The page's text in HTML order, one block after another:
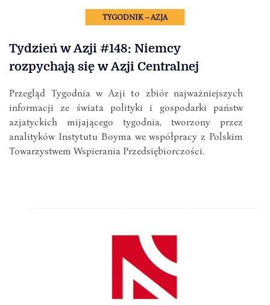
TYGODNIK – AZJA
Tydzień w Azji #148: Niemcy
rozpychają się w Azji Centralnej
Przegląd Tygodnia w Azji to zbiór najważniejszych
informacji ze świata polityki i gospodarki państw
azjatyckich mijającego tygodnia, tworzony przez
analityków Instytutu Boyma we współpracy z Polskim
Towarzystwem Wspierania Przedsiębiorczości.